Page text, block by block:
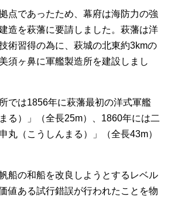
点であったため、幕府は海防力の強
造を萩藩に要請しました。萩藩は洋
術習得の為に、萩城の北東約3kmの
須ヶ鼻に軍艦製造所を建設しまし
では1856年に萩藩最初の洋式軍艦
る）」（全長25m）、1860年には二
丸（こうしんまる）」（全長43m）
船の和船を改良しようとするレベル
値ある試行錯誤が行われたことを物